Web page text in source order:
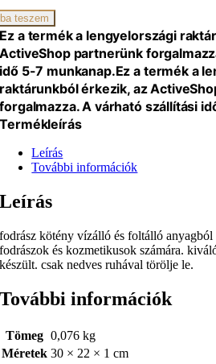
teszem
Ez a termék a lengyelországi
ActiveShop partnerünk
idő 5-7 munkanap.Ez a termék a
raktárunkból érkezik, az
forgalmazza. A várható szállítási
Termékleírás
Leírás
További információk
Leírás
fodrász kötény vízálló és foltálló anyagból
fodrászok és kozmetikusok számára.
készült. csak nedves ruhával törölje le.
További információk
Tömeg 0,076 kg
Méretek 30 × 22 × 1 cm